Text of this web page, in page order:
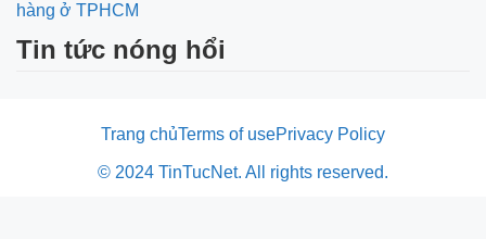
hàng ở TPHCM
Tin tức nóng hổi
Trang chủTerms of usePrivacy Policy
© 2024 TinTucNet. All rights reserved.